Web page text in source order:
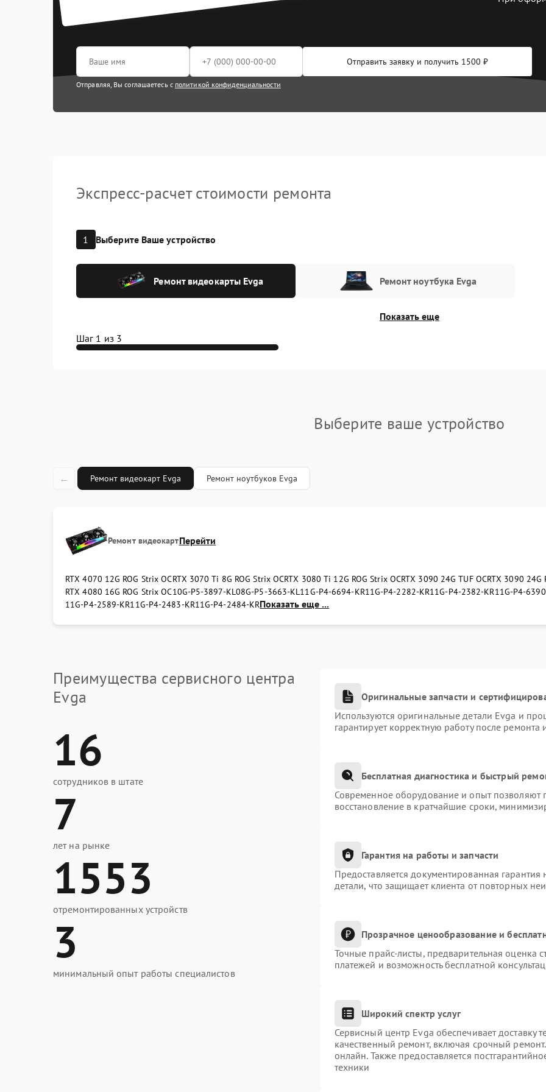
видеокарты
влаги
Замена термопасты 30 мин 3 года
Отправить заявку и получить 1500 ₽
Отправляя, Вы соглашаетесь с политикой конфиденциальности
Экспресс-расчет стоимости ремонта
1 Выберите Ваше устройство
Ремонт видеокарты Evga Ремонт ноутбука Evga
Показать еще
Шаг 1 из 3
Выберите ваше устройство
← Ремонт видеокарт Evga Ремонт ноутбуков Evga
Ремонт видеокартПерейти
RTX 4070 12G ROG Strix OCRTX 3070 Ti 8G ROG Strix OCRTX 3080 Ti 12G ROG Strix OCRTX 3090 24G TUF OCRTX 3090 24G
RTX 4080 16G ROG Strix OC10G-P5-3897-KL08G-P5-3663-KL11G-P4-6694-KR11G-P4-2282-KR11G-P4-2382-KR11G-P4-
11G-P4-2589-KR11G-P4-2483-KR11G-P4-2484-KRПоказать еще ...
Преимущества сервисного центра
Evga
16
сотрудников в штате
7
лет на рынке
1553
отремонтированных устройств
3
минимальный опыт работы специалистов
Оригинальные запчасти и
Используются оригинальные детали Evga и
гарантирует корректную работу после
Бесплатная диагностика и быстрый
Современное оборудование и опыт позволяют
восстановление в кратчайшие сроки,
Гарантия на работы и запчасти
Предоставляется документированная
детали, что защищает клиента от повторных
Прозрачное ценообразование и
Точные прайс-листы, предварительная оценка
платежей и возможность бесплатной
Широкий спектр услуг
Сервисный центр Evga обеспечивает доставку
качественный ремонт, включая срочный
онлайн. Также предоставляется
техники